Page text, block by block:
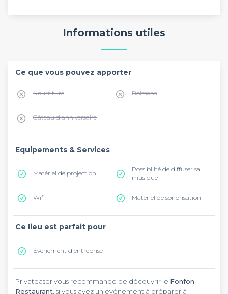
Informations utiles
Ce que vous pouvez apporter
Nourriture Boissons
Gâteau d'anniversaire
Equipements & Services
Matériel de projection
Possibilité de diffuser sa
musique
Wifi Matériel de sonorisation
Ce lieu est parfait pour
Évènement d'entreprise
Privateaser vous recommande de découvrir le Fonfon
Restaurant , si vous avez un évènement à préparer à